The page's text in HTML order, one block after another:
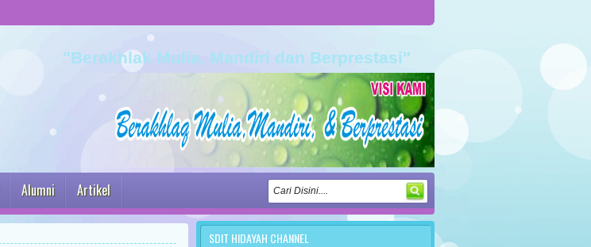
"Berakhlak Mulia, Mandiri dan Berprestasi"
Alumni Artikel
SDIT HIDAYAH CHANNEL